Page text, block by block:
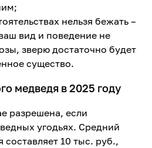
нельзя бежать –
вид и поведение не
зверю достаточно будет
существо.
медведя в 2025 году
разрешена, если
угодьях. Средний
составляет 10 тыс. руб.,